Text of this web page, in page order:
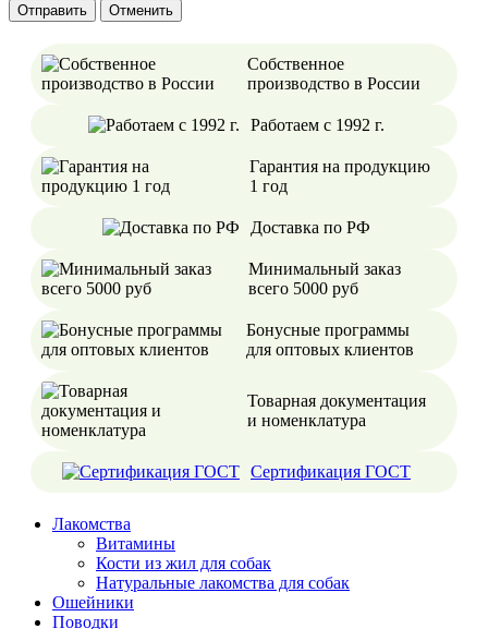
Отменить
Собственное
производство в России
Работаем с 1992 г.
Гарантия на продукцию
1 год
Доставка по РФ
Минимальный заказ
всего 5000 руб
Бонусные программы
для оптовых клиентов
Товарная документация
и номенклатура
Сертификация ГОСТ
Лакомства
Витамины
Кости из жил для собак
Натуральные лакомства для собак
Ошейники
Поводки